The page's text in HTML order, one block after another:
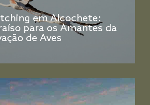
em Alcochete:
para os Amantes da
de Aves